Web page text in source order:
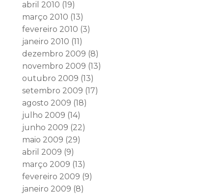
abril 2010 (19)
março 2010 (13)
fevereiro 2010 (3)
janeiro 2010 (11)
dezembro 2009 (8)
novembro 2009 (13)
outubro 2009 (13)
setembro 2009 (17)
agosto 2009 (18)
julho 2009 (14)
junho 2009 (22)
maio 2009 (29)
abril 2009 (9)
março 2009 (13)
fevereiro 2009 (9)
janeiro 2009 (8)